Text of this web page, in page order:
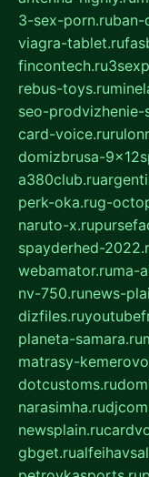
3-sex-porn.ruban-
viagra-tablet.ru
fincontech.ru
rebus-toys.ru
seo-
card-voice.ru
domizbrusa-
a380club.ru
perk-oka.rug-
naruto-x.ru
spayderhed-
webamator.ruma-
nv-750.runews-
dizfiles.ru
planeta-samara.ru
matrasy-
dotcustoms.ru
narasimha.ru
newsplain.ru
gbget.ru